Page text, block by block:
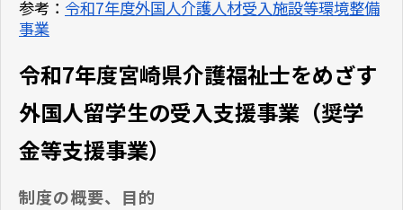
参考： 令和7年度外国人介護人材受入施設等環境整備
事業
令和7年度宮崎県介護福祉士をめざす
外国人留学生の受入支援事業（奨学
金等支援事業）
制度の概要、目的